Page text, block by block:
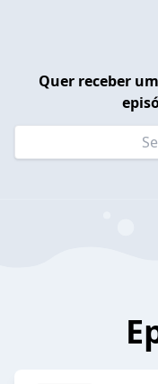
Quer receber